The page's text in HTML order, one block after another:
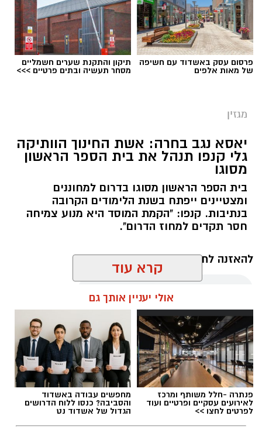
כללית
כשאנחנו חושבים על טיפול בריפוי בעיסוק, אנחנו
מדמיינים לעיתים קרובות חדר טיפול מאובזר עם
ציוד תחושתי ומשחקים מותאמים. אך האמת היא
היא סביבת המשחק הטבעית שלו והקיץ הישראלי
מזמין אותנו ל"קליניקה" הגדולה והעשירה ביותר
הים והחול מציעים גירויים תחושתיים ומוטוריים
שקשה לשחזר בתוך מבנה. המרקמים השונים,
השטח הלא יציב של החול, ההתנגדות של המים
והמרחב הפתוח מזמינים את הילדים לחוות, לחקור
ולפתח מיומנויות חיוניות תוך כדי הנאה צרופה.
כדי למקסם את השהות בים ולהפוך אותה
להזדמנות מקדמת קבלו מספר טיפים והמלצות
פרסום עסק באשדוד עם חשיפה
של מאות אלפים
תיקון והתקנת שערים חשמליים
מסחר תעשיה ובתים פרטיים >>>
מגזין
יאסא נגב בחרה: אשת החינוך הוותיקה
גלי קנפו תנהל את בית הספר הראשון
מסוגו
בית הספר הראשון מסוגו בדרום למחוננים
ומצטיינים ייפתח בשנת הלימודים הקרובה
בנתיבות. קנפו: "הקמת המוסד היא מנוע צמיחה
חסר תקדים למחוז הדרום".
להאזנה לתוכן:
רותם שרון / 20:30 13.07.26
תגים: יאסא נגב
קרא עוד
אולי יעניין אותך גם
פנתרה -חלל משותף ומרכז
לאירועים עסקיים ופרטיים ועוד
לפרטים לחצו >>
מחפשים עבודה באשדוד
והסביבה? כנסו ללוח הדרושים
הגדול של אשדוד נט